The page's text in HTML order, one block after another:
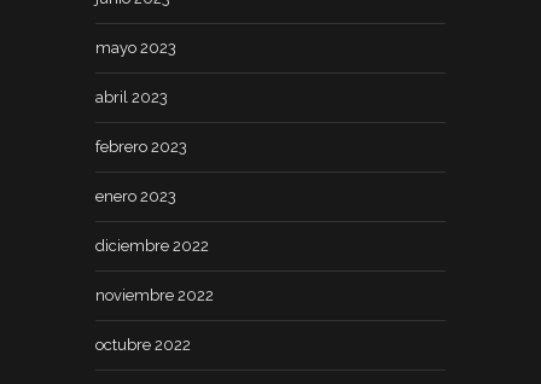
mayo 2023
abril 2023
febrero 2023
enero 2023
diciembre 2022
noviembre 2022
octubre 2022